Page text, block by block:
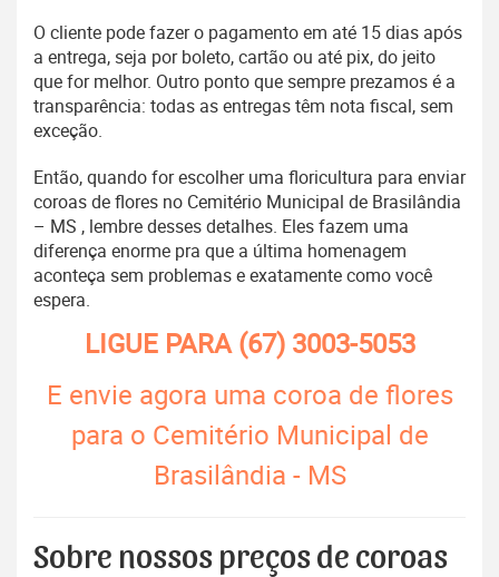
O cliente pode fazer o pagamento em até 15 dias após
a entrega, seja por boleto, cartão ou até pix, do jeito
que for melhor. Outro ponto que sempre prezamos é a
transparência: todas as entregas têm nota fiscal, sem
exceção.
Então, quando for escolher uma floricultura para enviar
coroas de flores no Cemitério Municipal de Brasilândia
– MS , lembre desses detalhes. Eles fazem uma
diferença enorme pra que a última homenagem
aconteça sem problemas e exatamente como você
espera.
LIGUE PARA(67) 3003-5053
E envie agora uma coroa de flores
para o Cemitério Municipal de
Brasilândia - MS
Sobre nossos preços de coroas